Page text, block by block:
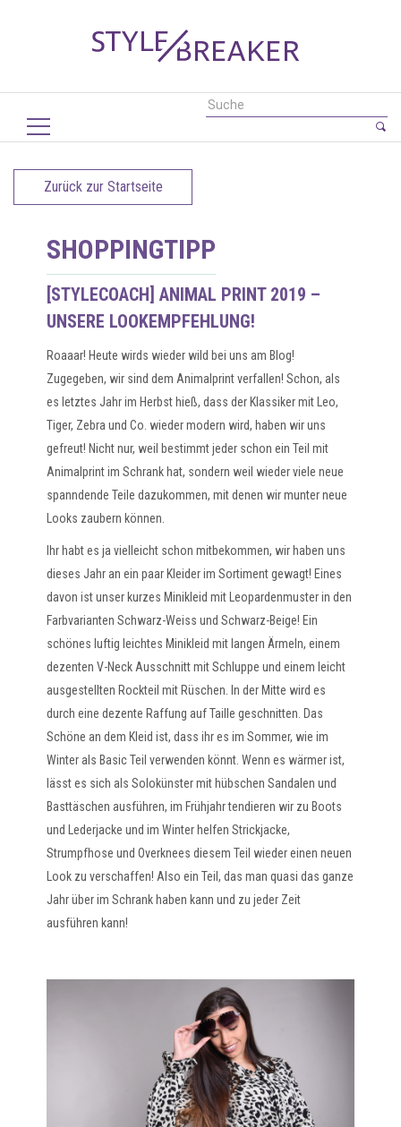
Zurück zur Startseite
SHOPPINGTIPP
[STYLECOACH] ANIMAL PRINT 2019 –
UNSERE LOOKEMPFEHLUNG!
Roaaar! Heute wirds wieder wild bei uns am Blog!
Zugegeben, wir sind dem Animalprint verfallen! Schon, als
es letztes Jahr im Herbst hieß, dass der Klassiker mit Leo,
Tiger, Zebra und Co. wieder modern wird, haben wir uns
gefreut! Nicht nur, weil bestimmt jeder schon ein Teil mit
Animalprint im Schrank hat, sondern weil wieder viele neue
spanndende Teile dazukommen, mit denen wir munter neue
Looks zaubern können.
Ihr habt es ja vielleicht schon mitbekommen, wir haben uns
dieses Jahr an ein paar Kleider im Sortiment gewagt! Eines
davon ist unser kurzes Minikleid mit Leopardenmuster in den
Farbvarianten Schwarz-Weiss und Schwarz-Beige! Ein
schönes luftig leichtes Minikleid mit langen Ärmeln, einem
dezenten V-Neck Ausschnitt mit Schluppe und einem leicht
ausgestellten Rockteil mit Rüschen. In der Mitte wird es
durch eine dezente Raffung auf Taille geschnitten. Das
Schöne an dem Kleid ist, dass ihr es im Sommer, wie im
Winter als Basic Teil verwenden könnt. Wenn es wärmer ist,
lässt es sich als Solokünster mit hübschen Sandalen und
Basttäschen ausführen, im Frühjahr tendieren wir zu Boots
und Lederjacke und im Winter helfen Strickjacke,
Strumpfhose und Overknees diesem Teil wieder einen neuen
Look zu verschaffen! Also ein Teil, das man quasi das ganze
Jahr über im Schrank haben kann und zu jeder Zeit
ausführen kann!